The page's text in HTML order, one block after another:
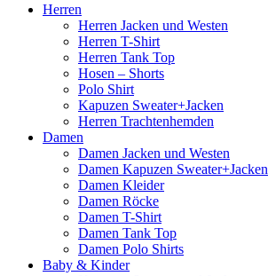
Herren
Herren Jacken und Westen
Herren T-Shirt
Herren Tank Top
Hosen – Shorts
Polo Shirt
Kapuzen Sweater+Jacken
Herren Trachtenhemden
Damen
Damen Jacken und Westen
Damen Kapuzen Sweater+Jacken
Damen Kleider
Damen Röcke
Damen T-Shirt
Damen Tank Top
Damen Polo Shirts
Baby & Kinder